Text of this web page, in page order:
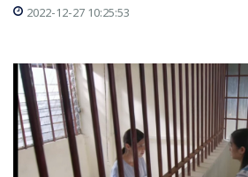
2022-12-27 10:25:53